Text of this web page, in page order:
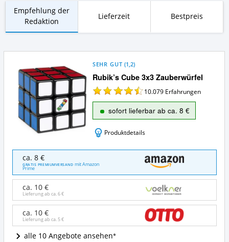
Empfehlung der
Redaktion
Lieferzeit Bestpreis
Rubik’s Cube 3x3 Zauberwürfel
SEHR GUT (1,2)
10.079 Erfahrungen
sofort lieferbar ab ca. 8 €
Produktdetails
Rubik’s
Cube
3x3
Zauberwürfel
Angebote:
Wo
ist
dieser
Zauberwürfel
erhältlich?
ca. 8 €
GRATIS PREMIUMVERSAND mit Amazon
Prime
ca. 10 €
Lieferung ab ca.6 €
ca. 10 €
Lieferung ab ca.5 €
alle 10 Angebote ansehen